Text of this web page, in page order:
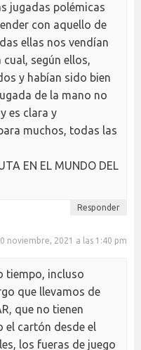
jugadas polémicas
con aquello de
ellas nos vendían
según ellos,
y habían sido bien
de la mano no
es clara y
muchos, todas las
EN EL MUNDO DEL
Responder
noviembre, 2021 a las 1:40 pm
tiempo, incluso
que llevamos de
que no tienen
el cartón desde el
los fueras de juego